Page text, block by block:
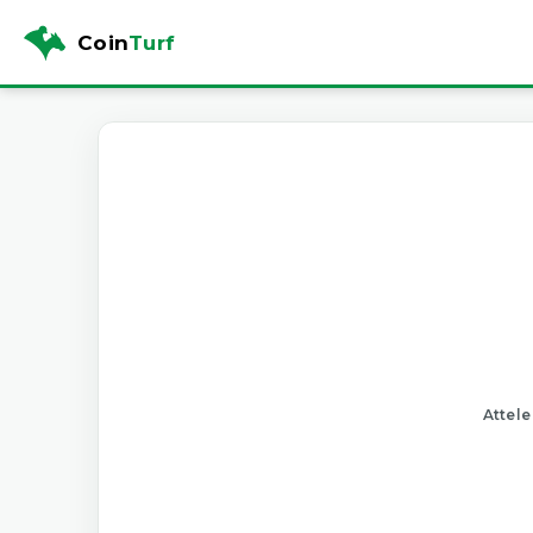
CoinTurf
Attele